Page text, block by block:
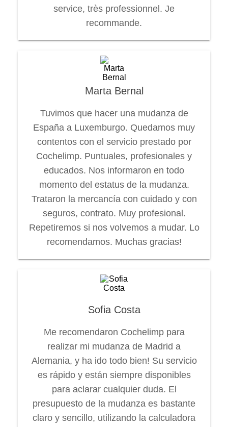
service, très professionnel. Je
recommande.
Marta Bernal
Tuvimos que hacer una mudanza de
España a Luxemburgo. Quedamos muy
contentos con el servicio prestado por
Cochelimp. Puntuales, profesionales y
educados. Nos informaron en todo
momento del estatus de la mudanza.
Trataron la mercancía con cuidado y con
seguros, contrato. Muy profesional.
Repetiremos si nos volvemos a mudar. Lo
recomendamos. Muchas gracias!
Sofia Costa
Me recomendaron Cochelimp para
realizar mi mudanza de Madrid a
Alemania, y ha ido todo bien! Su servicio
es rápido y están siempre disponibles
para aclarar cualquier duda. El
presupuesto de la mudanza es bastante
claro y sencillo, utilizando la calculadora